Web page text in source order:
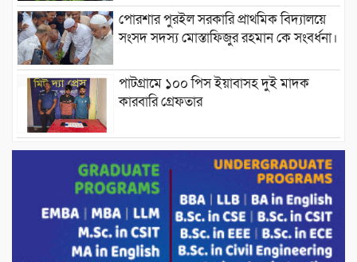
পোরশার পুরইল সরকারি প্রাথমিক বিদ্যালয়ে
সংসদ সদস্য মোস্তাফিজুর রহমান কে সংবর্ধনা।
পাটগ্রামে ১০০ পিস ইয়াবাসহ দুই মাদক
কারবারি গ্রেফতার
ড্যাবের ৩৭তম প্রতিষ্ঠাবার্ষিকীতে প্রধানমন্ত্রী
তারেক রহমান।
চন্দনাইশের হাশিমপুর ৪ নং ওয়ার্ডে ৫’শতাধিক
হতদরিদ্র পরিবারের মাঝে খাদ্যসামগ্রী বিতরণ
করেন মনজুর মোরশেদ